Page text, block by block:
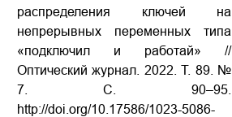
распределения ключей на
непрерывных переменных типа
«подключил и работай» //
Оптический журнал. 2022. Т. 89. №
7. С. 90–95.
http://doi.org/10.17586/1023-5086-